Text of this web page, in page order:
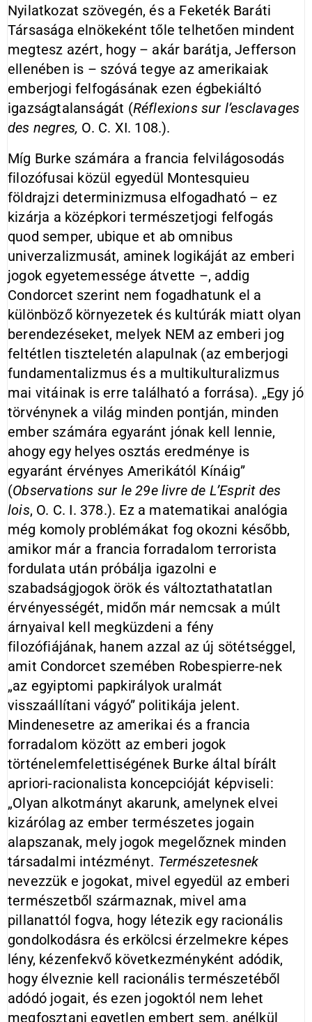
Nyilatkozat szövegén, és a Feketék Baráti
Társasága elnökeként tőle telhetően mindent
megtesz azért, hogy – akár barátja, Jefferson
ellenében is – szóvá tegye az amerikaiak
emberjogi felfogásának ezen égbekiáltó
igazságtalanságát (Réflexions sur l’esclavages
des negres, O. C. XI. 108.).
Míg Burke számára a francia felvilágosodás
filozófusai közül egyedül Montesquieu
földrajzi determinizmusa elfogadható – ez
kizárja a középkori természetjogi felfogás
quod semper, ubique et ab omnibus
univerzalizmusát, aminek logikáját az emberi
jogok egyetemessége átvette –, addig
Condorcet szerint nem fogadhatunk el a
különböző környezetek és kultúrák miatt olyan
berendezéseket, melyek NEM az emberi jog
feltétlen tiszteletén alapulnak (az emberjogi
fun­da­men­talizmus és a multikulturalizmus
mai vitáinak is erre található a forrása). „Egy jó
törvénynek a világ minden pontján, minden
ember számára egyaránt jónak kell lennie,
ahogy egy helyes osztás eredménye is
egyaránt érvényes Amerikától Kínáig”
(Observations sur le 29e livre de L’Esprit des
lois, O. C. I. 378.). Ez a matematikai analógia
még komoly problémákat fog okozni később,
amikor már a francia forradalom terrorista
fordulata után próbálja igazolni e
szabadságjogok örök és változtathatatlan
érvényességét, midőn már nemcsak a múlt
árnyaival kell megküzdeni a fény
filozófiájának, hanem azzal az új sötétséggel,
amit Condorcet szemében Robespierre-nek
„az egyiptomi papkirályok uralmát
visszaállítani vágyó” politikája jelent.
Mindenesetre az amerikai és a francia
forradalom között az emberi jogok
történelemfelettiségének Burke által bírált
apri­ori-racionalista koncepcióját képviseli:
„Olyan alkotmányt akarunk, amelynek elvei
kizárólag az ember természetes jogain
alapszanak, mely jogok megelőznek minden
társadalmi intézményt. Természetesnek
nevezzük e jogokat, mivel egyedül az emberi
természetből származnak, mivel ama
pillanattól fogva, hogy létezik egy racionális
gondolkodásra és erkölcsi érzelmekre képes
lény, kézenfekvő következményként adódik,
hogy élveznie kell racionális természetéből
adódó jogait, és ezen jogoktól nem lehet
megfosztani egyetlen embert sem, anélkül